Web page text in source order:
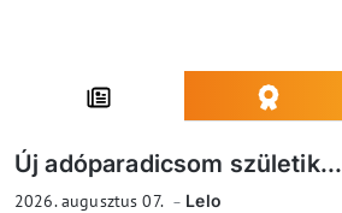
Új adóparadicsom születik...
2026. augusztus 07. Lelo